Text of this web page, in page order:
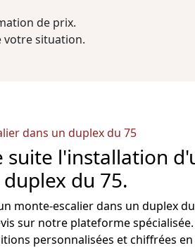
de prix.
votre situation.
dans un duplex du 75
suite l'installation
du 75.
monte-escalierdans un duplex
sur notre plateforme
personnalisées et chiffrées